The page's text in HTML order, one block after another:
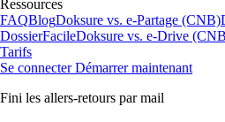
Ressources
FAQBlogDoksure vs. e-Partage (CNB)
DossierFacileDoksure vs. e-Drive
Tarifs
Se connecterDémarrer maintenant
Fini les allers-retours par mail